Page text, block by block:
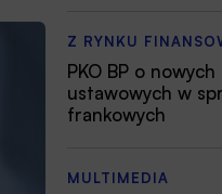
Z RYNKU
PKO BP o
ustawowych w
frankowych
MULTIMEDIA